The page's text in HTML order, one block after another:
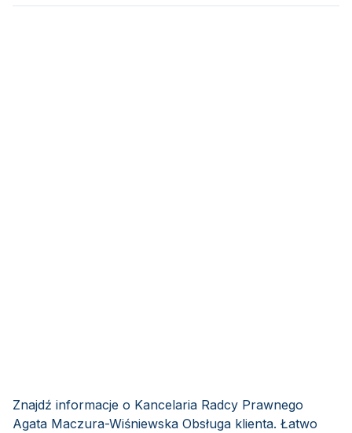
Znajdź informacje o Kancelaria Radcy Prawnego
Agata Maczura-Wiśniewska Obsługa klienta. Łatwo